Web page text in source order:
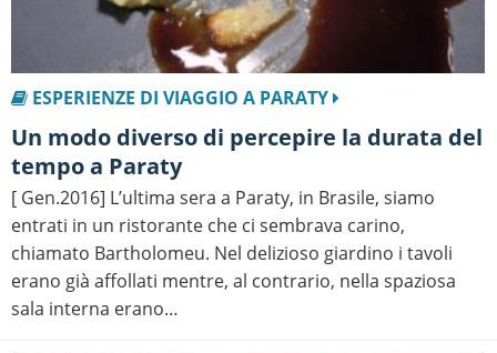
ESPERIENZE DI VIAGGIO A PARATY
Un modo diverso di percepire la durata del
tempo a Paraty
[ Gen.2016] L’ultima sera a Paraty, in Brasile, siamo
entrati in un ristorante che ci sembrava carino,
chiamato Bartholomeu. Nel delizioso giardino i tavoli
erano già affollati mentre, al contrario, nella spaziosa
sala interna erano…